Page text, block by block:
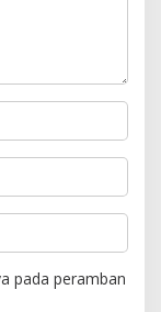
pada peramban